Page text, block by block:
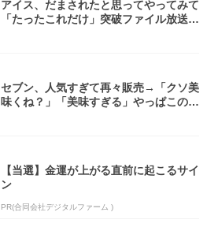
アイス、だまされたと思ってやってみて
「たったこれだけ」突破ファイル放送で
セブン、人気すぎて再々販売→「クソ美
味くね？」「美味すぎる」やっぱこのク
【当選】金運が上がる直前に起こるサイ
ン
PR(合同会社デジタルファーム )